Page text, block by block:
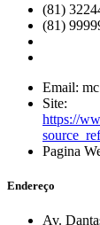
(81)
(81)
Email:
Site:
https://
Pagina
Endereço
Av.